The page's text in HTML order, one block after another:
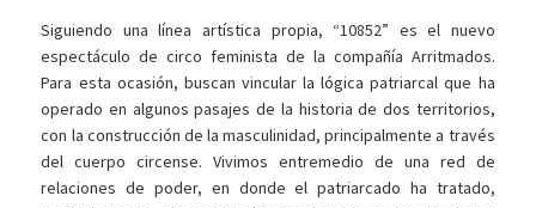
Siguiendo una línea artística propia, “10852” es el nuevo
espectáculo de circo feminista de la compañía Arritmados.
Para esta ocasión, buscan vincular la lógica patriarcal que ha
operado en algunos pasajes de la historia de dos territorios,
con la construcción de la masculinidad, principalmente a través
del cuerpo circense. Vivimos entremedio de una red de
relaciones de poder, en donde el patriarcado ha tratado,